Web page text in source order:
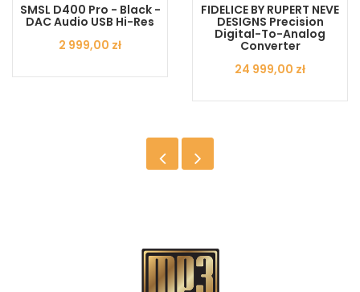
SMSL D400 Pro - Black -
DAC Audio USB Hi-Res
Cena
2 999,00 zł
FIDELICE BY RUPERT NEVE
DESIGNS Precision
Digital-To-Analog
Converter
Cena
24 999,00 zł